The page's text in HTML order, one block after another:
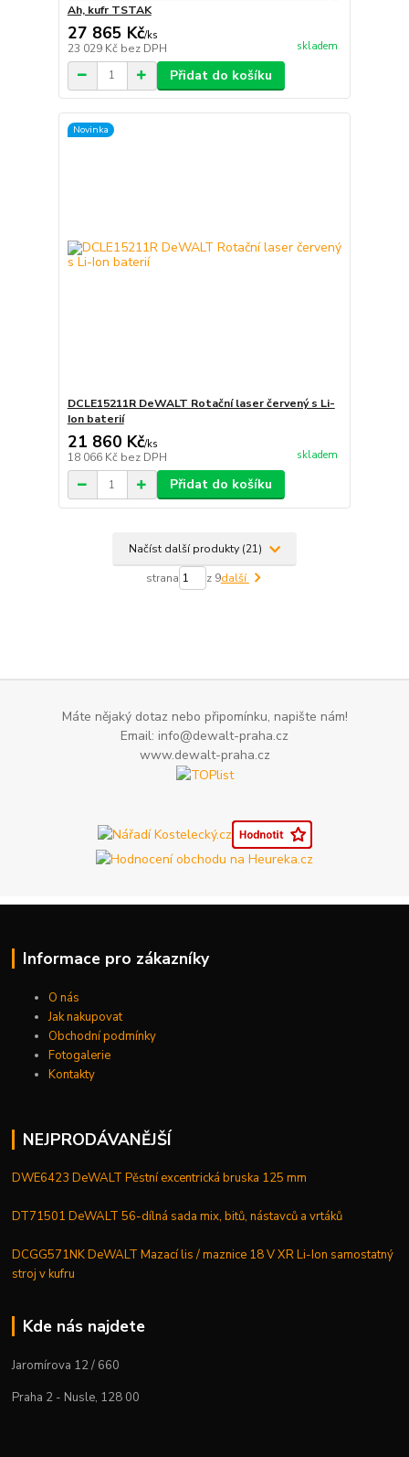
Ah, kufr TSTAK
27 865 Kč/ks
23 029 Kč bez DPH skladem
Přidat do košíku
Novinka
DCLE15211R DeWALT Rotační laser červený s Li-
Ion baterií
21 860 Kč/ks
18 066 Kč bez DPH skladem
Přidat do košíku
Načíst další produkty (21)
strana z 9další
Máte nějaký dotaz nebo připomínku, napište nám!
Email: info@dewalt-praha.cz
www.dewalt-praha.cz
Informace pro zákazníky
O nás
Jak nakupovat
Obchodní podmínky
Fotogalerie
Kontakty
NEJPRODÁVANĚJŠÍ
DWE6423 DeWALT Pěstní excentrická bruska 125 mm
DT71501 DeWALT 56-dílná sada mix, bitů, nástavců a vrtáků
DCGG571NK DeWALT Mazací lis / maznice 18 V XR Li-Ion samostatný
stroj v kufru
Kde nás najdete
Jaromírova 12 / 660
Praha 2 - Nusle, 128 00